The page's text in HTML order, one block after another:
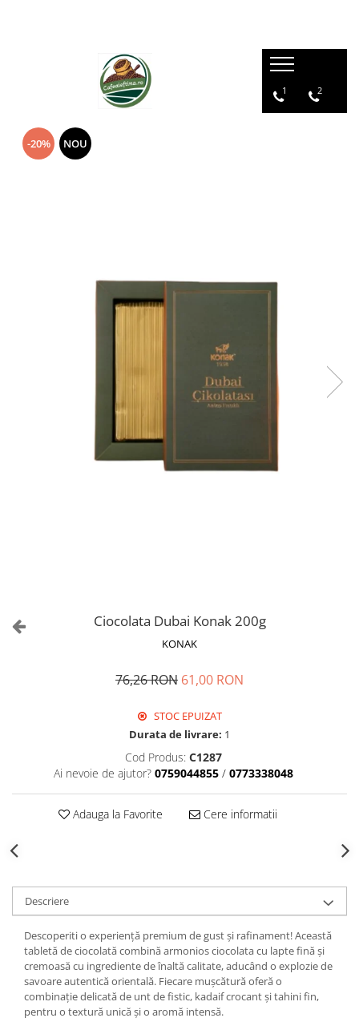
1 2
-20% NOU
Ciocolata Dubai Konak 200g
KONAK
76,26 RON 61,00 RON
STOC EPUIZAT
Durata de livrare: 1
Cod Produs: C1287
Ai nevoie de ajutor? 0759044855 / 0773338048
Adauga la Favorite Cere informatii
Descriere
Descoperiti o experiență premium de gust și rafinament! Această
tabletă de ciocolată combină armonios ciocolata cu lapte fină și
cremoasă cu ingrediente de înaltă calitate, aducând o explozie de
savoare autentică orientală. Fiecare mușcătură oferă o
combinație delicată de unt de fistic, kadaif crocant și tahini fin,
pentru o textură unică și o aromă intensă.